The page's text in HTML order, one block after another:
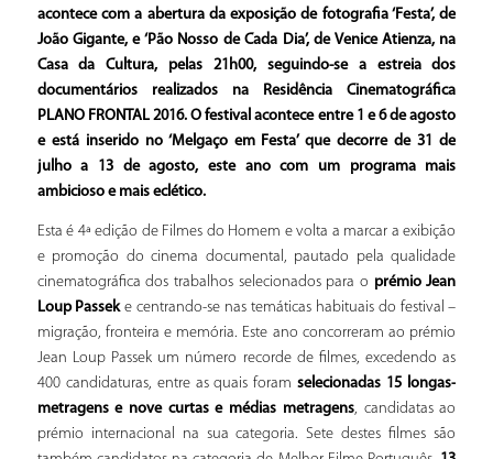
acontece com a abertura da exposição de fotografia ‘Festa’, de
João Gigante, e ‘Pão Nosso de Cada Dia’, de Venice Atienza, na
Casa da Cultura, pelas 21h00, seguindo-se a estreia dos
documentários realizados na Residência Cinematográfica
PLANO FRONTAL 2016. O festival acontece entre 1 e 6 de agosto
e está inserido no ‘Melgaço em Festa’ que decorre de 31 de
julho a 13 de agosto, este ano com um programa mais
ambicioso e mais eclético.
Esta é 4ª edição de Filmes do Homem e volta a marcar a exibição
e promoção do cinema documental, pautado pela qualidade
cinematográfica dos trabalhos selecionados para o prémio Jean
Loup Passeke centrando-se nas temáticas habituais do festival –
migração, fronteira e memória. Este ano concorreram ao prémio
Jean Loup Passek um número recorde de filmes, excedendo as
400 candidaturas, entre as quais foramselecionadas 15 longas-
metragens e nove curtas e médias metragens, candidatas ao
prémio internacional na sua categoria. Sete destes filmes são